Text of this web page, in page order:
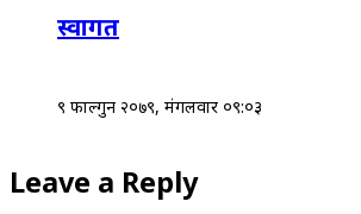
स्वागत
९ फाल्गुन २०७९, मंगलवार ०९:०३
Leave a Reply